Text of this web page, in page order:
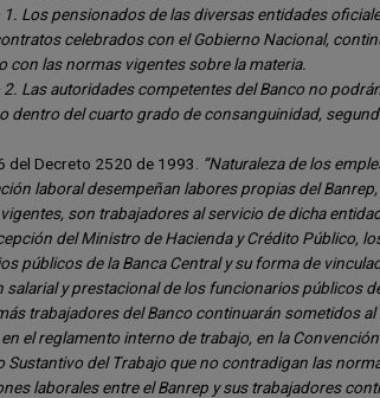
Los pensionados de las diversas entidades
celebrados con el Gobierno Nacional,
con las normas vigentes sobre la materia.
Las autoridades competentes del Banco no
dentro del cuarto grado de consanguinidad,
del Decreto 2520 de 1993.
“Naturaleza de los
laboral desempeñan labores propias del
son trabajadores al servicio de dicha
del Ministro de Hacienda y Crédito Público,
públicos de la Banca Central y su forma de
salarial y prestacional de los funcionarios públicos
trabajadores del Banco continuarán sometidos
el reglamento interno de trabajo, en la
Sustantivo del Trabajo que no contradigan las
laborales entre el Banrep y sus trabajadores